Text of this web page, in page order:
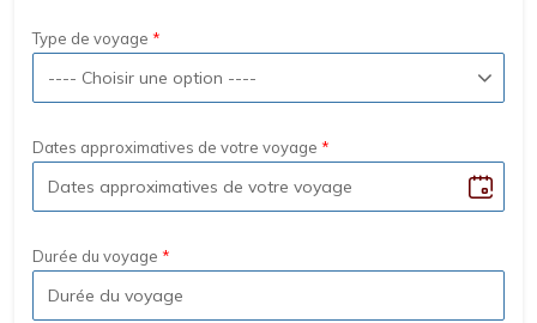
Type de voyage
Dates approximatives de votre voyage
Durée du voyage